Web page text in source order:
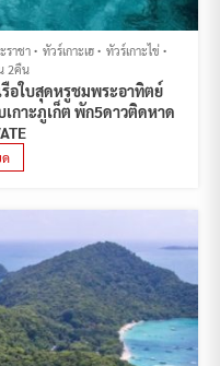
ราชา ทัวร์เกาะเฮ
ทัวร์เกาะไข่
2คืน
รือใบสุดหรูชมพระอาทิตย์
กาะภูเก็ต พัก5ดาวติดหาด
ด